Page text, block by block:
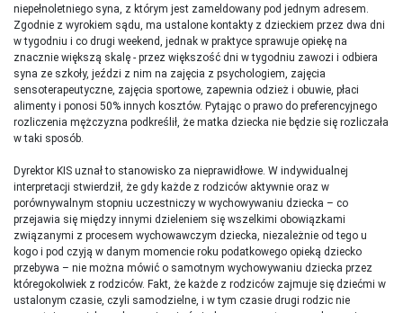
niepełnoletniego syna, z którym jest zameldowany pod jednym adresem.
Zgodnie z wyrokiem sądu, ma ustalone kontakty z dzieckiem przez dwa dni
w tygodniu i co drugi weekend, jednak w praktyce sprawuje opiekę na
znacznie większą skalę - przez większość dni w tygodniu zawozi i odbiera
syna ze szkoły, jeździ z nim na zajęcia z psychologiem, zajęcia
sensoterapeutyczne, zajęcia sportowe, zapewnia odzież i obuwie, płaci
alimenty i ponosi 50% innych kosztów. Pytając o prawo do preferencyjnego
rozliczenia mężczyzna podkreślił, że matka dziecka nie będzie się rozliczała
w taki sposób.
Dyrektor KIS uznał to stanowisko za nieprawidłowe. W indywidualnej
interpretacji stwierdził, że gdy każde z rodziców aktywnie oraz w
porównywalnym stopniu uczestniczy w wychowywaniu dziecka – co
przejawia się między innymi dzieleniem się wszelkimi obowiązkami
związanymi z procesem wychowawczym dziecka, niezależnie od tego u
kogo i pod czyją w danym momencie roku podatkowego opieką dziecko
przebywa – nie można mówić o samotnym wychowywaniu dziecka przez
któregokolwiek z rodziców. Fakt, że każde z rodziców zajmuje się dziećmi w
ustalonym czasie, czyli samodzielne, i w tym czasie drugi rodzic nie